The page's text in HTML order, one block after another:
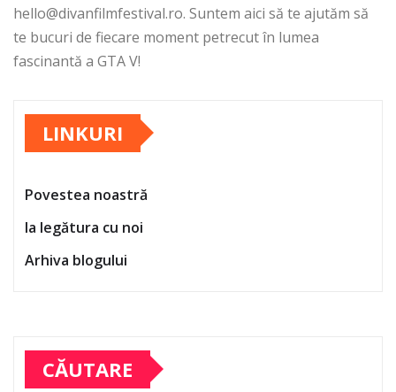
hello@divanfilmfestival.ro. Suntem aici să te ajutăm să
te bucuri de fiecare moment petrecut în lumea
fascinantă a GTA V!
LINKURI
Povestea noastră
Ia legătura cu noi
Arhiva blogului
CĂUTARE